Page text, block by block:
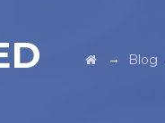
→ Blog